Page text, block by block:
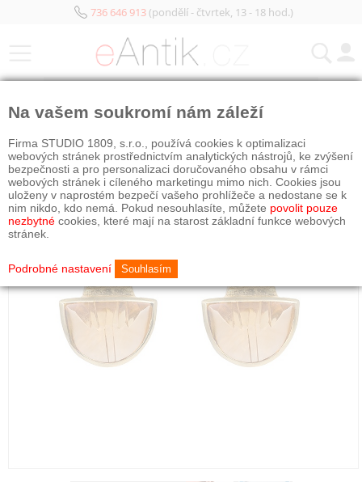
736 646 913(pondělí - čtvrtek, 13 - 18 hod.)
Na vašem soukromí nám záleží
Firma STUDIO 1809, s.r.o., používá cookies k optimalizaci
webových stránek prostřednictvím analytických nástrojů, ke zvýšení
bezpečnosti a pro personalizaci doručovaného obsahu v rámci
webových stránek i cíleného marketingu mimo nich. Cookies jsou
uloženy v naprostém bezpečí vašeho prohlížeče a nedostane se k
nim nikdo, kdo nemá. Pokud nesouhlasíte, můžete povolit pouze
nezbytné cookies, které mají na starost základní funkce webových
stránek.
Podrobné nastavení Souhlasím